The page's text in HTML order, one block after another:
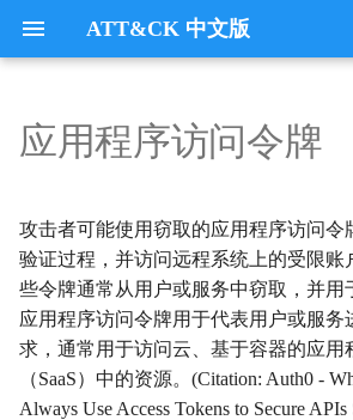
ATT&CK 中文版
入
始
搜
索
Tactics
收集
指挥与控制
凭证访问
防御逃避
应用程序访问令牌
攻击者可能使用窃取的应用程序访问令
验证过程，并访问远程系统上的受限账
些令牌通常从用户或服务中窃取，并用
应用程序访问令牌用于代表用户或服务
求，通常用于访问云、基于容器的应用
（SaaS）中的资源。(Citation: Auth0 -
Always Use Access Tokens to Secure